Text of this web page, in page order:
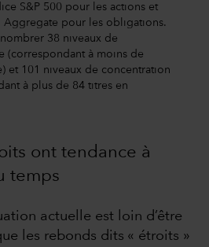
S&P 500 pour les actions et
Aggregate pour les obligations.
38 niveaux de
(correspondant à moins de
et 101 niveaux de concentration
à plus de 84 titres en
ont tendance à
temps
actuelle est loin d’être
les rebonds dits « étroits »